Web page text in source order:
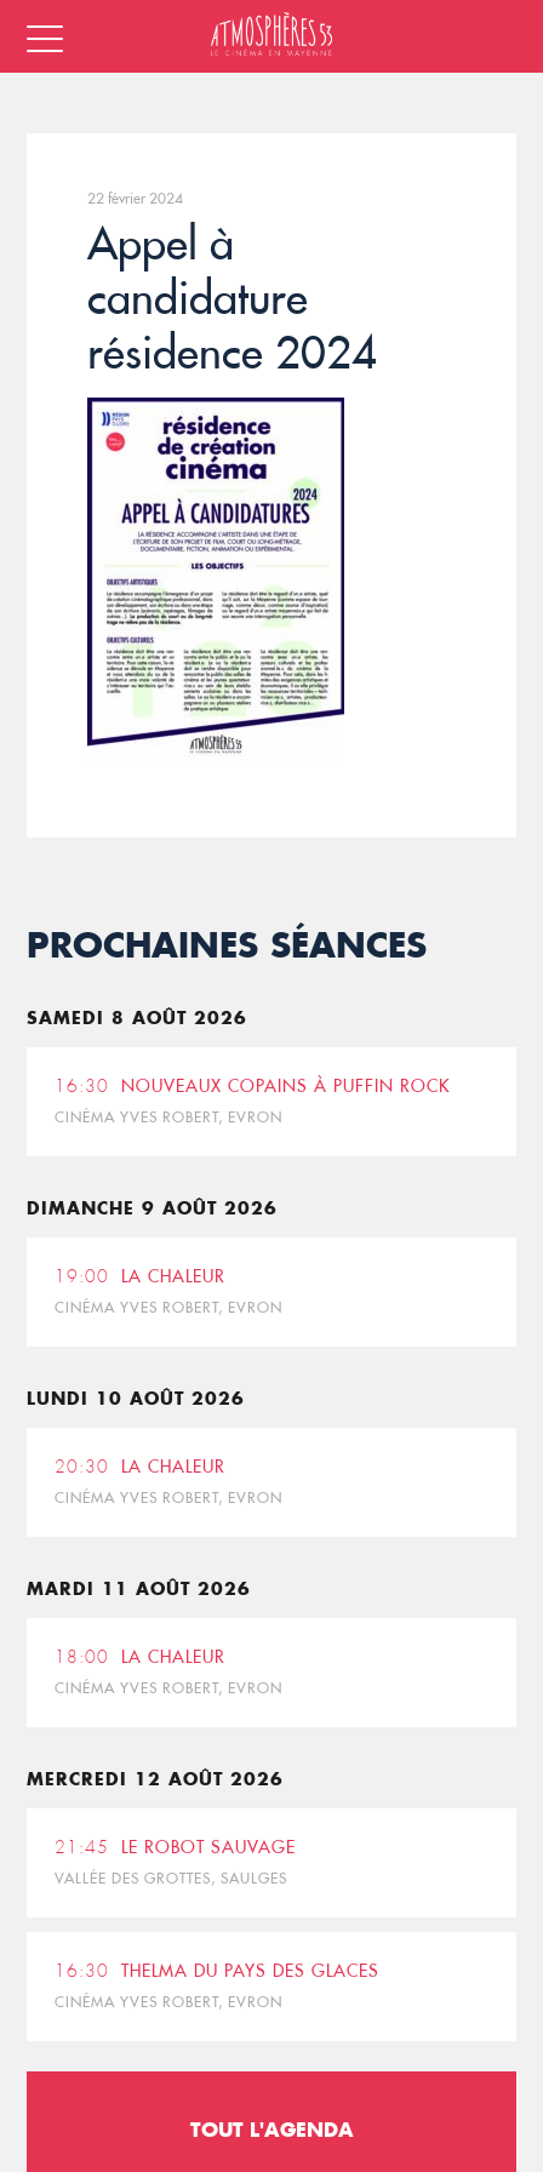
22 février 2024
Appel à
candidature
résidence 2024
PROCHAINES SÉANCES
SAMEDI 8 AOÛT 2026
16:30 NOUVEAUX COPAINS À PUFFIN ROCK
CINÉMA YVES ROBERT, EVRON
DIMANCHE 9 AOÛT 2026
19:00 LA CHALEUR
CINÉMA YVES ROBERT, EVRON
LUNDI 10 AOÛT 2026
20:30 LA CHALEUR
CINÉMA YVES ROBERT, EVRON
MARDI 11 AOÛT 2026
18:00 LA CHALEUR
CINÉMA YVES ROBERT, EVRON
MERCREDI 12 AOÛT 2026
21:45 LE ROBOT SAUVAGE
VALLÉE DES GROTTES, SAULGES
16:30 THELMA DU PAYS DES GLACES
CINÉMA YVES ROBERT, EVRON
TOUT L'AGENDA